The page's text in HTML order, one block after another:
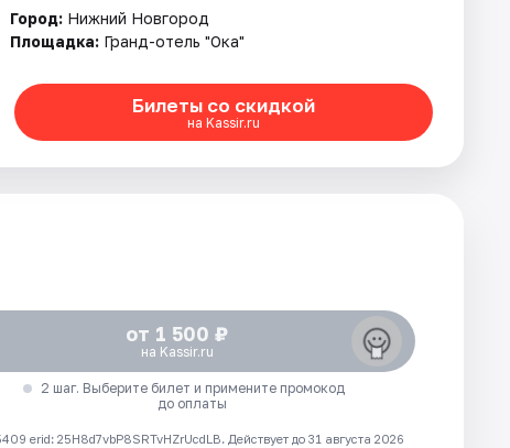
Город: Нижний Новгород
Площадка: Гранд-отель "Ока"
Билеты со скидкой
на Kassir.ru
от 1 500 ₽
на Kassir.ru
2 шаг. Выберите билет и примените промокод
до оплаты
erid: 25H8d7vbP8SRTvHZrUcdLB. Действует до 31 августа 2026